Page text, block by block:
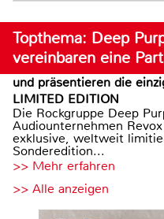
Topthema: Deep
vereinbaren eine
und präsentieren die
LIMITED EDITION
Die Rockgruppe Deep
Audiounternehmen
exklusive, weltweit
Sonderedition...
>> Mehr erfahren
>> Alle anzeigen